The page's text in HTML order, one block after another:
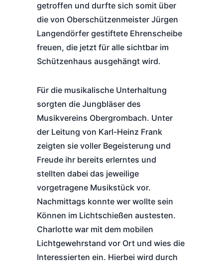
getroffen und durfte sich somit über
die von Oberschützenmeister Jürgen
Langendörfer gestiftete Ehrenscheibe
freuen, die jetzt für alle sichtbar im
Schützenhaus ausgehängt wird.
Für die musikalische Unterhaltung
sorgten die Jungbläser des
Musikvereins Obergrombach. Unter
der Leitung von Karl-Heinz Frank
zeigten sie voller Begeisterung und
Freude ihr bereits erlerntes und
stellten dabei das jeweilige
vorgetragene Musikstück vor.
Nachmittags konnte wer wollte sein
Können im Lichtschießen austesten.
Charlotte war mit dem mobilen
Lichtgewehrstand vor Ort und wies die
Interessierten ein. Hierbei wird durch